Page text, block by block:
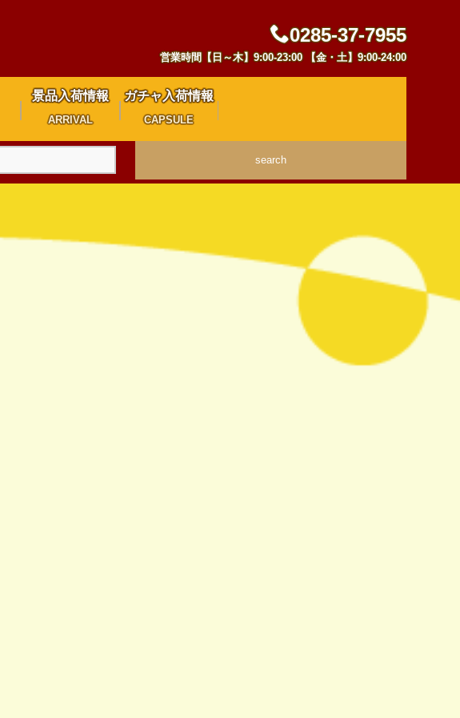
0285-37-7955
営業時間【日～木】9:00-23:00 【金・土】9:00-24:00
景品入荷情報
ARRIVAL
ガチャ入荷情報
CAPSULE
search